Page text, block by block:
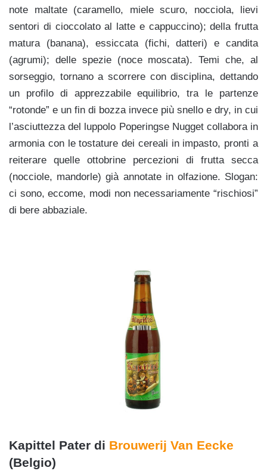
note maltate (caramello, miele scuro, nocciola, lievi
sentori di cioccolato al latte e cappuccino); della frutta
matura (banana), essiccata (fichi, datteri) e candita
(agrumi); delle spezie (noce moscata). Temi che, al
sorseggio, tornano a scorrere con disciplina, dettando
un profilo di apprezzabile equilibrio, tra le partenze
“rotonde” e un fin di bozza invece più snello e dry, in cui
l’asciuttezza del luppolo Poperingse Nugget collabora in
armonia con le tostature dei cereali in impasto, pronti a
reiterare quelle ottobrine percezioni di frutta secca
(nocciole, mandorle) già annotate in olfazione. Slogan:
ci sono, eccome, modi non necessariamente “rischiosi”
di bere abbaziale.
Kapittel Pater di Brouwerij Van Eecke
(Belgio)